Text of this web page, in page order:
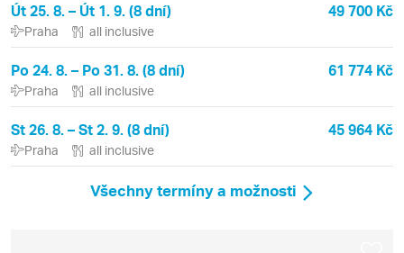
Út 25. 8. – Út 1. 9. (8 dní) 49 700 Kč
Praha all inclusive
Po 24. 8. – Po 31. 8. (8 dní) 61 774 Kč
Praha all inclusive
St 26. 8. – St 2. 9. (8 dní) 45 964 Kč
Praha all inclusive
Všechny termíny a možnosti